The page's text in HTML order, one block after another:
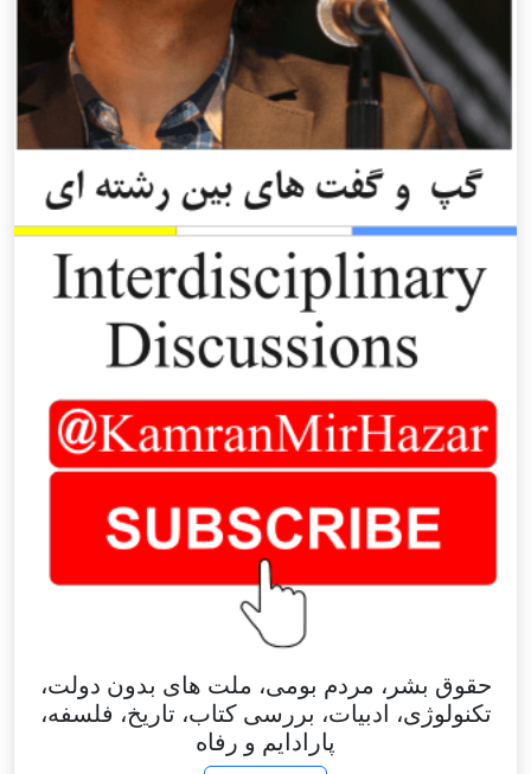
حقوق بشر، مردم بومی، ملت های بدون دولت،
تکنولوژی، ادبیات، بررسی کتاب، تاریخ، فلسفه،
پارادایم و رفاه